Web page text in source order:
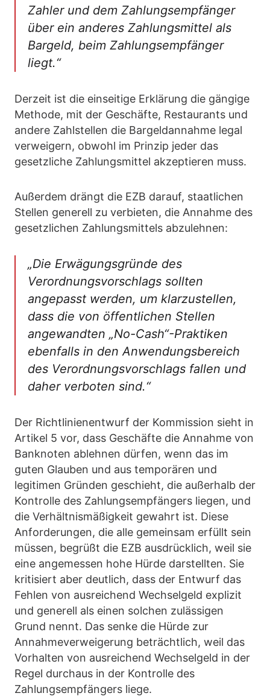
Zahler und dem Zahlungsempfänger
über ein anderes Zahlungsmittel als
Bargeld, beim Zahlungsempfänger
liegt.“
Derzeit ist die einseitige Erklärung die gängige
Methode, mit der Geschäfte, Restaurants und
andere Zahlstellen die Bargeldannahme legal
verweigern, obwohl im Prinzip jeder das
gesetzliche Zahlungsmittel akzeptieren muss.
Außerdem drängt die EZB darauf, staatlichen
Stellen generell zu verbieten, die Annahme des
gesetzlichen Zahlungsmittels abzulehnen:
„Die Erwägungsgründe des
Verordnungsvorschlags sollten
angepasst werden, um klarzustellen,
dass die von öffentlichen Stellen
angewandten „No-Cash“-Praktiken
ebenfalls in den Anwendungsbereich
des Verordnungsvorschlags fallen und
daher verboten sind.“
Der Richtlinienentwurf der Kommission sieht in
Artikel 5 vor, dass Geschäfte die Annahme von
Banknoten ablehnen dürfen, wenn das im
guten Glauben und aus temporären und
legitimen Gründen geschieht, die außerhalb der
Kontrolle des Zahlungsempfängers liegen, und
die Verhältnismäßigkeit gewahrt ist. Diese
Anforderungen, die alle gemeinsam erfüllt sein
müssen, begrüßt die EZB ausdrücklich, weil sie
eine angemessen hohe Hürde darstellten. Sie
kritisiert aber deutlich, dass der Entwurf das
Fehlen von ausreichend Wechselgeld explizit
und generell als einen solchen zulässigen
Grund nennt. Das senke die Hürde zur
Annahmeverweigerung beträchtlich, weil das
Vorhalten von ausreichend Wechselgeld in der
Regel durchaus in der Kontrolle des
Zahlungsempfängers liege.